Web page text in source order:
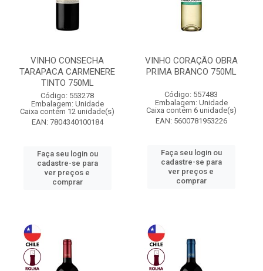
VINHO CONSECHA
TARAPACA CARMENERE
TINTO 750ML
Código: 553278
Embalagem: Unidade
Caixa contém 12 unidade(s)
EAN: 7804340100184
Faça seu login ou
cadastre-se para
ver preços e
comprar
VINHO CORAÇÃO OBRA
PRIMA BRANCO 750ML
Código: 557483
Embalagem: Unidade
Caixa contém 6 unidade(s)
EAN: 5600781953226
Faça seu login ou
cadastre-se para
ver preços e
comprar